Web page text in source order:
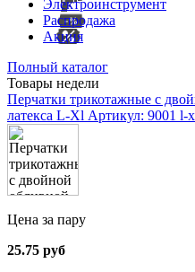
Электроинструмент
Распродажа
Акция
Полный каталог
Товары недели
Перчатки трикотажные с
латекса L-Xl Артикул: 9001 l-
Цена за пару
25.75 руб